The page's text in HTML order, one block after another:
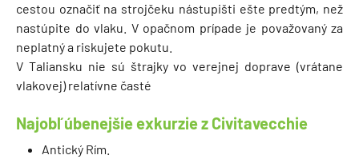
cestou označiť na strojčeku nástupišti ešte predtým, než
nastúpite do vlaku. V opačnom prípade je považovaný za
neplatný a riskujete pokutu.
V Taliansku nie sú štrajky vo verejnej doprave (vrátane
vlakovej) relatívne časté
Najobľúbenejšie exkurzie z Civitavecchie
Antický Rím.